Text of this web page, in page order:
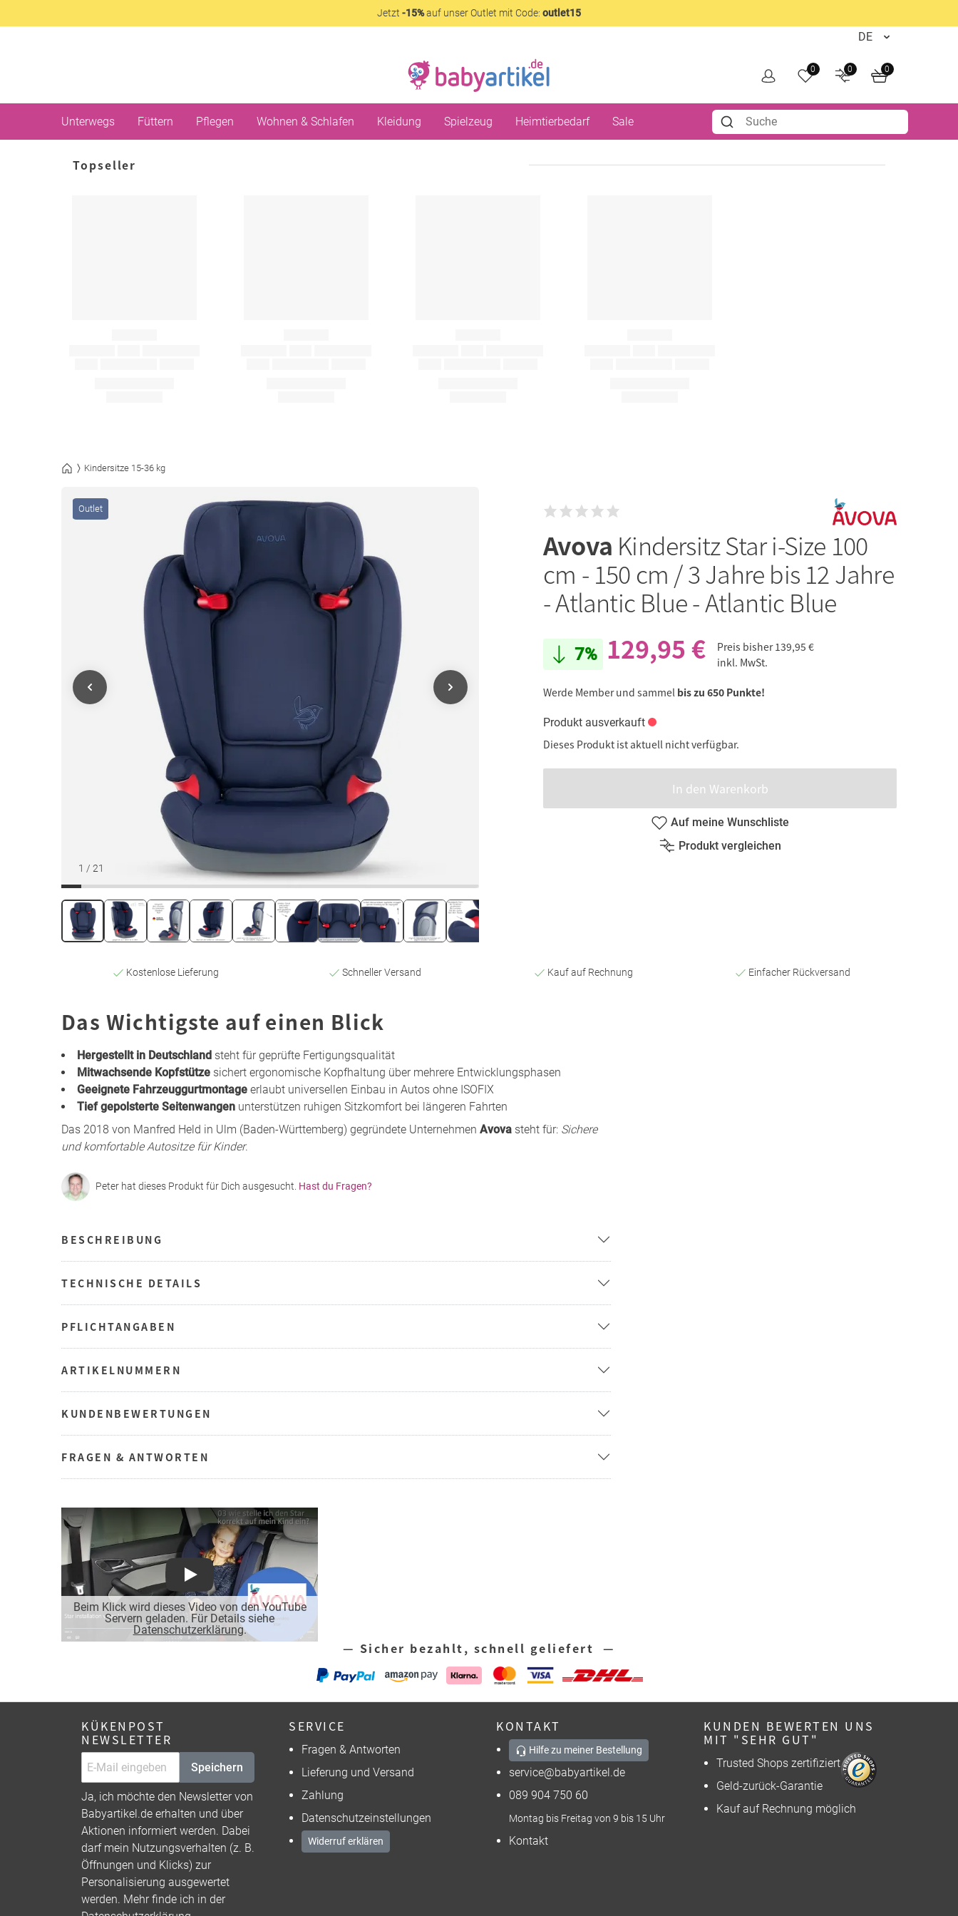
Jetzt -15%auf unser Outlet mit Code: outlet15
0 0 0
Unterwegs Füttern Pflegen Wohnen & Schlafen Kleidung Spielzeug Heimtierbedarf Sale
Topseller
Kindersitze 15-36 kg
1 / 21
Outlet
Avova Kindersitz Star i-Size 100
cm - 150 cm / 3 Jahre bis 12 Jahre
- Atlantic Blue - Atlantic Blue
7% 129,95 € Preis bisher 139,95 €
inkl. MwSt.
Werde Member und sammel bis zu 650 Punkte!
Produkt ausverkauft
Dieses Produkt ist aktuell nicht verfügbar.
In den Warenkorb
Auf meine Wunschliste
Produkt vergleichen
Kostenlose Lieferung Schneller Versand Kauf auf Rechnung Einfacher Rückversand
Das Wichtigste auf einen Blick
Hergestellt in Deutschland steht für geprüfte Fertigungsqualität
Mitwachsende Kopfstütze sichert ergonomische Kopfhaltung über mehrere Entwicklungsphasen
Geeignete Fahrzeuggurtmontage erlaubt universellen Einbau in Autos ohne ISOFIX
Tief gepolsterte Seitenwangen unterstützen ruhigen Sitzkomfort bei längeren Fahrten
Das 2018 von Manfred Held in Ulm (Baden-Württemberg) gegründete Unternehmen Avova steht für: Sichere
und komfortable Autositze für Kinder.
Peter hat dieses Produkt für Dich ausgesucht. Hast du Fragen?
BESCHREIBUNG
TECHNISCHE DETAILS
PFLICHTANGABEN
ARTIKELNUMMERN
KUNDENBEWERTUNGEN
FRAGEN & ANTWORTEN
Beim Klick wird dieses Video von den YouTube
Servern geladen. Für Details siehe
Datenschutzerklärung.
Play
— Sicher bezahlt, schnell geliefert —
KÜKENPOST
NEWSLETTER
Speichern
Ja, ich möchte den Newsletter von
Babyartikel.de erhalten und über
Aktionen informiert werden. Dabei
darf mein Nutzungsverhalten (z. B.
Öffnungen und Klicks) zur
Personalisierung ausgewertet
werden. Mehr finde ich in der
SERVICE
Fragen & Antworten
Lieferung und Versand
Zahlung
Datenschutzeinstellungen
Widerruf erklären
KONTAKT
Hilfe zu meiner Bestellung
service@babyartikel.de
089 904 750 60
Montag bis Freitag von 9 bis 15 Uhr
Kontakt
KUNDEN BEWERTEN UNS
MIT "SEHR GUT"
Trusted Shops zertifiziert
Geld-zurück-Garantie
Kauf auf Rechnung möglich